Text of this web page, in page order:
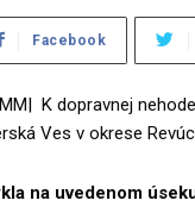
Facebook
K dopravnej
Ves v okrese
na uvedenom